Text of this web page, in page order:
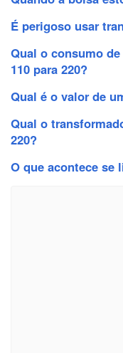
É perigoso usar
Qual o consumo
110 para 220?
Qual é o valor de
Qual o
220?
O que acontece se